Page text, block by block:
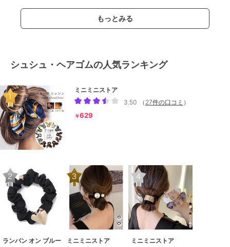
もっとみる
シュシュ・ヘアゴムの人気ランキング
ミニミニストア
3.50
（ 27件の口コミ ）
￥629
ランバン オン ブルー ミニミニストア ミニミニストア